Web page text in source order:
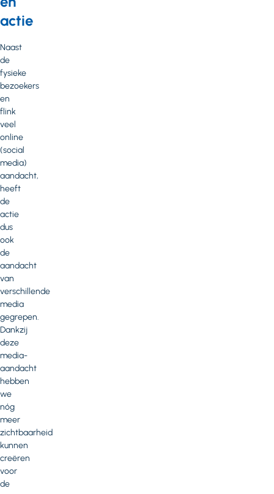
actie
Naast
de
fysieke
bezoekers
en
flink
veel
online
(social
media)
aandacht,
heeft
de
actie
dus
ook
de
aandacht
van
verschillende
media
gegrepen.
Dankzij
deze
media-
aandacht
hebben
we
nóg
meer
zichtbaarheid
kunnen
creëren
voor
de